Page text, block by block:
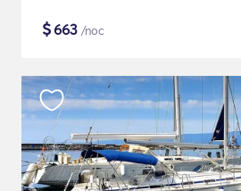
$663 /noc